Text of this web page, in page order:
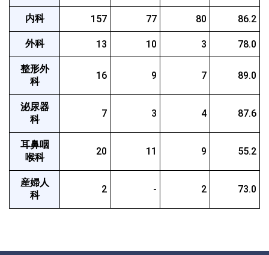
内科 157 77 80 86.2
外科 13 10 3 78.0
整形外
科
16 9 7 89.0
泌尿器
科
7 3 4 87.6
耳鼻咽
喉科
20 11 9 55.2
産婦人
科
2 - 2 73.0